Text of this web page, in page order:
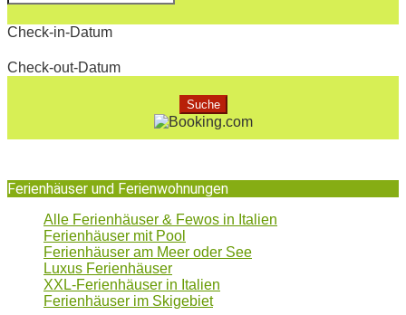
Check-in-Datum
Check-out-Datum
Ferienhäuser und Ferienwohnungen
Alle Ferienhäuser & Fewos in Italien
Ferienhäuser mit Pool
Ferienhäuser am Meer oder See
Luxus Ferienhäuser
XXL-Ferienhäuser in Italien
Ferienhäuser im Skigebiet